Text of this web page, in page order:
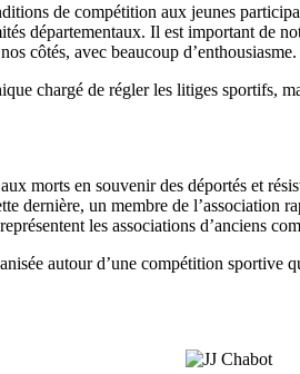
de compétition aux jeunes
départementaux. Il est important
côtés, avec beaucoup d’enthousiasme.
chargé de régler les litiges sportifs,
morts en souvenir des déportés et
dernière, un membre de l’association
les associations d’anciens
autour d’une compétition sportive